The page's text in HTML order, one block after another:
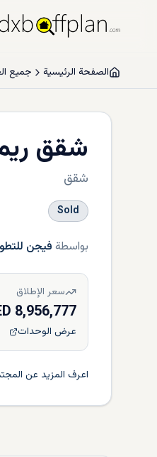
الصفحة الرئيسية جميع
شقق
شقق
Sold
بواسطةفيجن
سعر الإطلاق
8,956,777 AED
عرض الوحدات
اعرف المزيد عن